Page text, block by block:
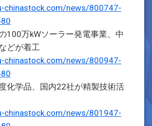
chinastock.com/news/800747-
100万kWソーラー発電事業、中
どが着工
chinastock.com/news/800947-
化学品、国内22社が精製技術活
chinastock.com/news/801947-